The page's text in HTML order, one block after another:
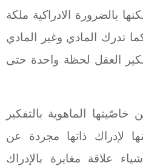
بالضرورة الادراكية ملكة
تدرك المادي وغير المادي
العقل لحظة واحدة حتى
خاصّيتها الماهوية بالتفكير
لإدراك ذاتها مجردة عن
علاقة مغايرة بالإدراك